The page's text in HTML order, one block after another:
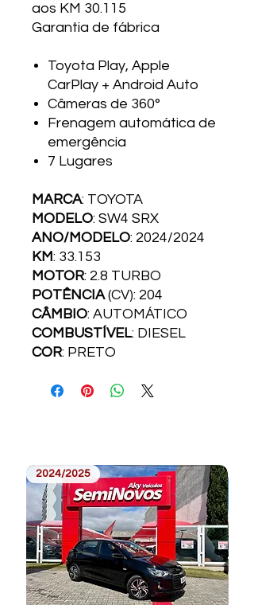
aos KM 30.115
Garantia de fábrica
Toyota Play, Apple
CarPlay + Android Auto
Câmeras de 360°
Frenagem automática de
emergência
7 Lugares
MARCA: TOYOTA
MODELO: SW4 SRX
ANO/MODELO: 2024/2024
KM: 33.153
MOTOR: 2.8 TURBO
POTÊNCIA(CV): 204
CÂMBIO: AUTOMÁTICO
COMBUSTÍVEL: DIESEL
COR: PRETO
2024/2025